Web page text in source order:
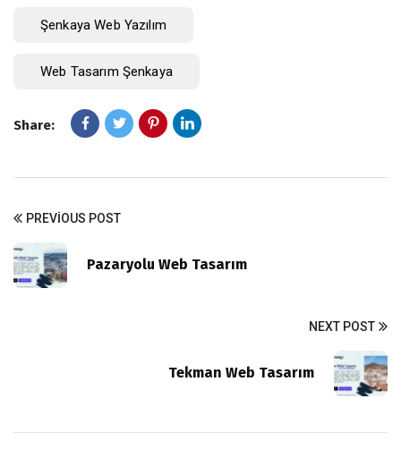
Şenkaya Web Yazılım
Web Tasarım Şenkaya
Share:
PREVIOUS POST
Pazaryolu Web Tasarım
NEXT POST
Tekman Web Tasarım